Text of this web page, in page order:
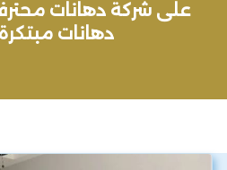
على شركة دهانات
دهانات